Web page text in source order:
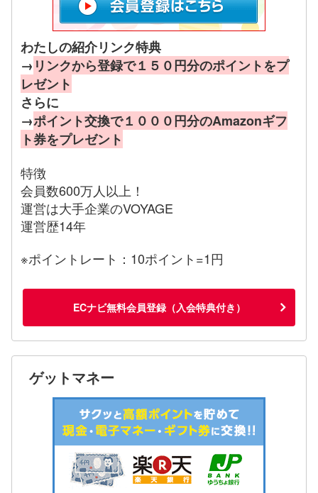
わたしの紹介リンク特典
→ リンクから登録で１５０円分のポイントをプ
レゼント
さらに
→ポイント交換で１０００円分のAmazonギフ
ト券をプレゼント
特徴
会員数600万人以上！
運営は大手企業のVOYAGE
運営歴14年
※ポイントレート：10ポイント=1円
ECナビ無料会員登録（入会特典付き）
ゲットマネー